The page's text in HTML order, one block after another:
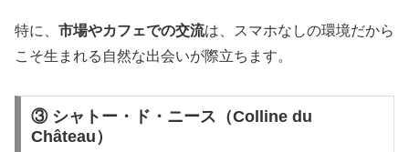
特に、 市場やカフェでの交流は、スマホなしの環境だから
こそ生まれる自然な出会いが際立ちます。
③ シャトー・ド・ニース（Colline du
Château）